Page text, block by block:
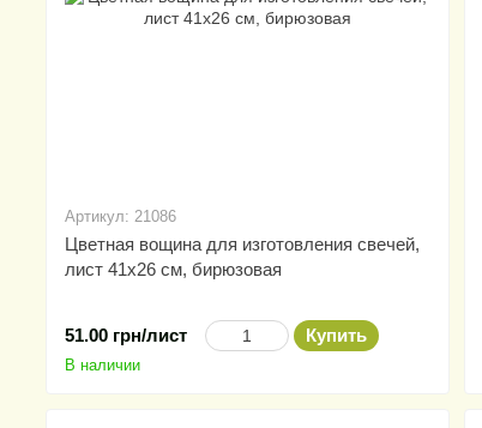
Артикул: 21086
Цветная вощина для изготовления свечей,
лист 41х26 см, бирюзовая
51.00 грн/лист Купить
В наличии